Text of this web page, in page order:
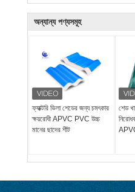
অন্যান্য পণ্যসমূহ
ফ্যাক্টরি ভিলা শেডের জন্য চমৎকার
ক্ষয়রোধী APVC PVC উচ্চ
মানের ছাদের শীট
শেড